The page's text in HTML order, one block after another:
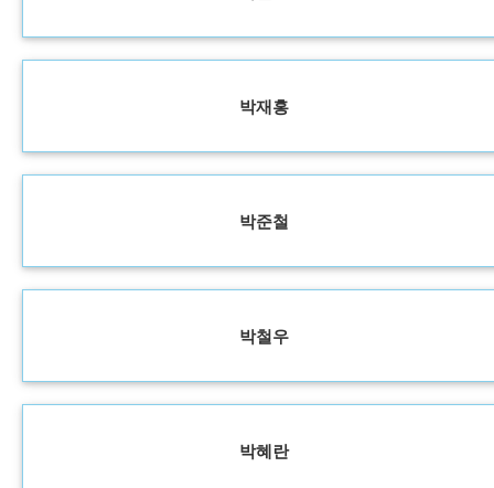
박재홍
박준철
박철우
박혜란